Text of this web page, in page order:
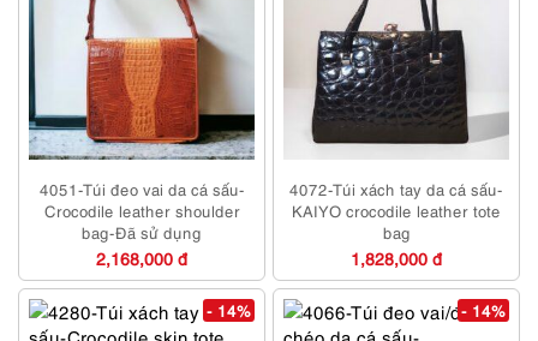
4051-Túi đeo vai da cá sấu-
Crocodile leather shoulder
bag-Đã sử dụng
2,168,000 đ
4072-Túi xách tay da cá sấu-
KAIYO crocodile leather tote
bag
1,828,000 đ
- 14% - 14%